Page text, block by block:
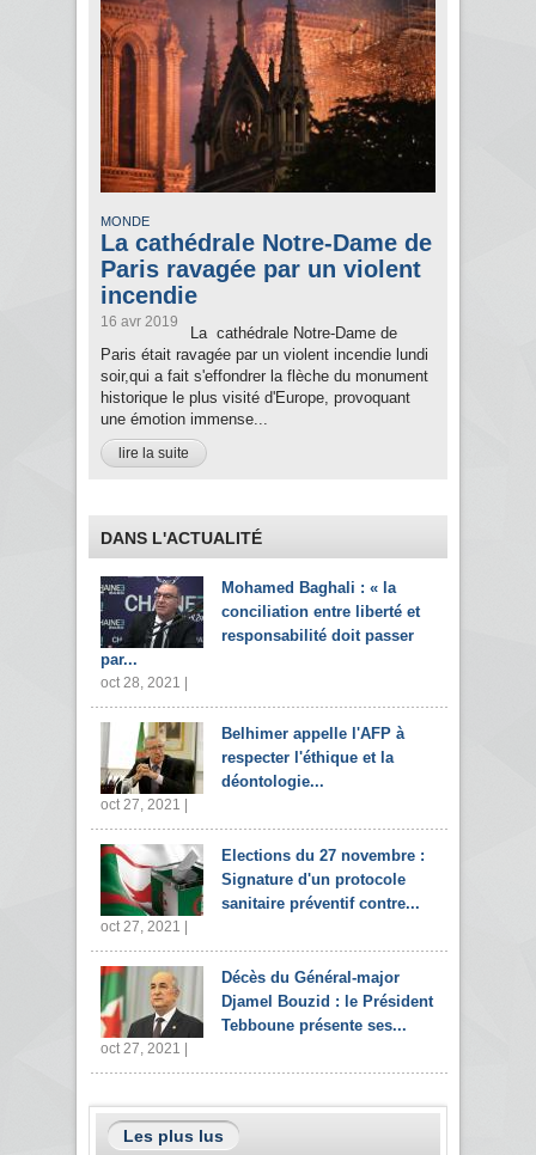
MONDE
La cathédrale Notre-Dame de
Paris ravagée par un violent
incendie
16 avr 2019
La cathédrale Notre-Dame de
Paris était ravagée par un violent incendie lundi
soir,qui a fait s'effondrer la flèche du monument
historique le plus visité d'Europe, provoquant
une émotion immense...
lire la suite
DANS L'ACTUALITÉ
Mohamed Baghali : « la
conciliation entre liberté et
responsabilité doit passer
par...
oct 28, 2021 |
Belhimer appelle l'AFP à
respecter l'éthique et la
déontologie...
oct 27, 2021 |
Elections du 27 novembre :
Signature d'un protocole
sanitaire préventif contre...
oct 27, 2021 |
Décès du Général-major
Djamel Bouzid : le Président
Tebboune présente ses...
oct 27, 2021 |
Les plus lus